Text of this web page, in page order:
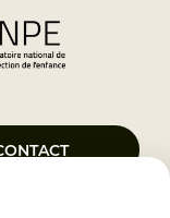
Protégée, créé le 5